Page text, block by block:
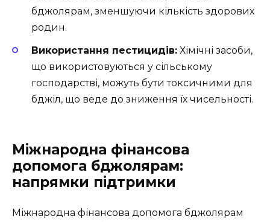
бджолярам, зменшуючи кількість здорових
родин.
Використання пестицидів: Хімічні засоби,
що використовуються у сільському
господарстві, можуть бути токсичними для
бджіл, що веде до зниження їх чисельності.
Міжнародна фінансова
допомога бджолярам:
напрямки підтримки
Міжнародна фінансова допомога бджолярам